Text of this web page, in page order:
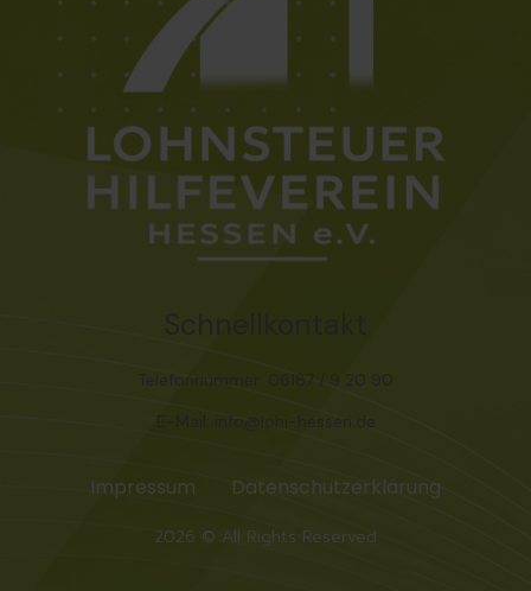
Impressum Datenschutzerklärung
2026 © All Rights Reserved